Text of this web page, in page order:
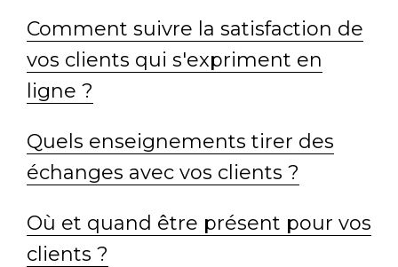
Comment suivre la satisfaction de
vos clients qui s'expriment en
ligne ?
Quels enseignements tirer des
échanges avec vos clients ?
Où et quand être présent pour vos
clients ?